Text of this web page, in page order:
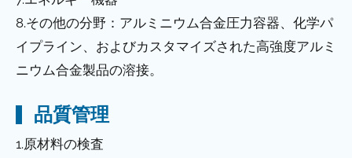
8.その他の分野：アルミニウム合金圧力容器、化学パ
イプライン、およびカスタマイズされた高強度アルミ
ニウム合金製品の溶接。
品質管理
1.原材料の検査